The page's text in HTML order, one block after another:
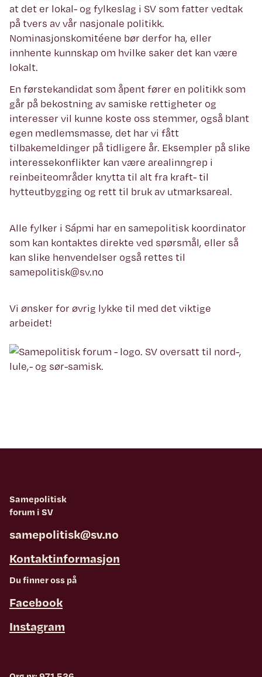
at det er lokal- og fylkeslag i SV som fatter vedtak
på tvers av vår nasjonale politikk.
Nominasjonskomitéene bør derfor ha, eller
innhente kunnskap om hvilke saker det kan være
lokalt.
En førstekandidat som åpent fører en politikk som
går på bekostning av samiske rettigheter og
interesser vil kunne koste oss stemmer, også blant
egen medlemsmasse, det har vi fått
tilbakemeldinger på tidligere år. Eksempler på slike
interessekonflikter kan være arealinngrep i
reinbeiteområder knytta til alt fra kraft- til
hytteutbygging og rett til bruk av utmarksareal.
Alle fylker i Sápmi har en samepolitisk koordinator
som kan kontaktes direkte ved spørsmål, eller så
kan slike henvendelser også rettes til
samepolitisk@sv.no
Vi ønsker for øvrig lykke til med det viktige
arbeidet!
Samepolitisk
forum i SV
samepolitisk@sv.no
Kontaktinformasjon
Du finner oss på
Facebook
Instagram